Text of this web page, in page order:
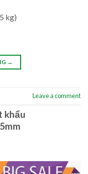
kg)
→
Leave a comment
khẩu